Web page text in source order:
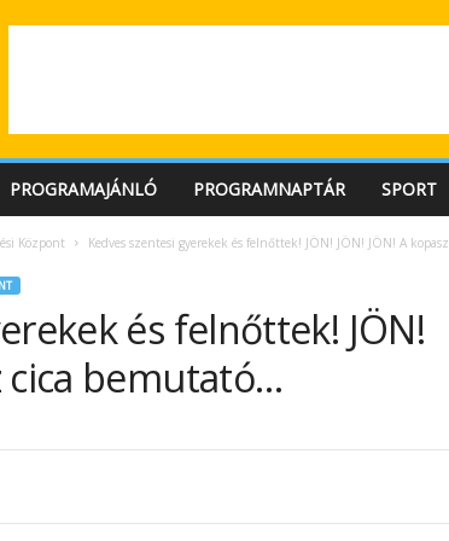
PROGRAMAJÁNLÓ PROGRAMNAPTÁR SPORT
Központ
Kedves szentesi gyerekek és felnőttek! JÖN! JÖN! JÖN! A kopasz
és felnőttek! JÖN!
cica bemutató…